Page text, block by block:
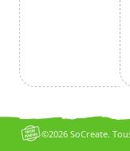
©2026 SoCreate.